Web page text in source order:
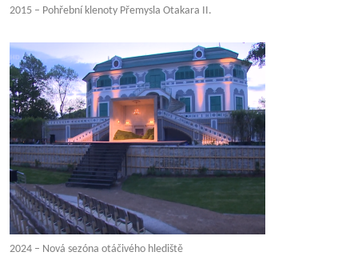
2015 – Pohřební klenoty Přemysla Otakara II.
2024 – Nová sezóna otáčivého hlediště